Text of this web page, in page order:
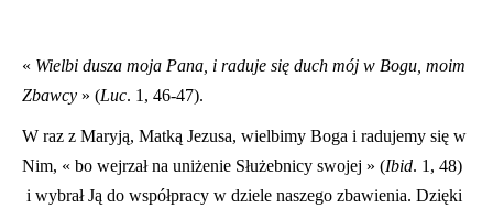
« Wielbi dusza moja Pana, i raduje się duch mój w Bogu, moim
Zbawcy » (Luc. 1, 46-47).
W raz z Maryją, Matką Jezusa, wielbimy Boga i radujemy się w
Nim, « bo wejrzał na uniżenie Służebnicy swojej » (Ibid. 1, 48)
i wybrał Ją do współpracy w dziele naszego zbawienia. Dzięki